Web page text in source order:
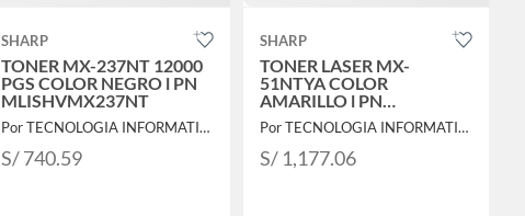
SHARP
TONER MX-237NT 12000
PGS COLOR NEGRO l PN
MLISHVMX237NT
Por TECNOLOGIA INFORMATICA Y CONSULTORIA
S/ 740.59
SHARP
TONER LASER MX-
51NTYA COLOR
AMARILLO l PN
MLISHVMX51NTYA
Por TECNOLOGIA INFORMATICA Y CONSULTORIA
S/ 1,177.06